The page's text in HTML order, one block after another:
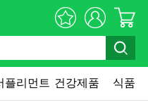
플리먼트 건강제품 식품